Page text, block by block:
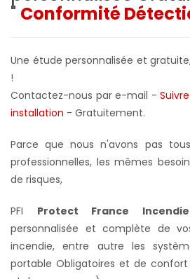
" Conformité
Une étude personnalisée et
!
Contactez-nous par e-mail -
installation - Gratuitement.
Parce que nous n'avons pas
professionnelles, les mêmes
de risques,
PFI Protect France Incendie
personnalisée et complète de
incendie, entre autre les
portable Obligatoires et de